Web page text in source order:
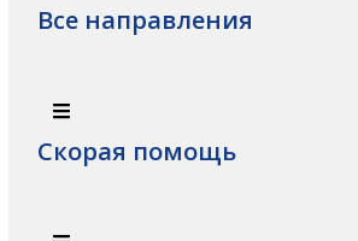
Все направления
Скорая помощь